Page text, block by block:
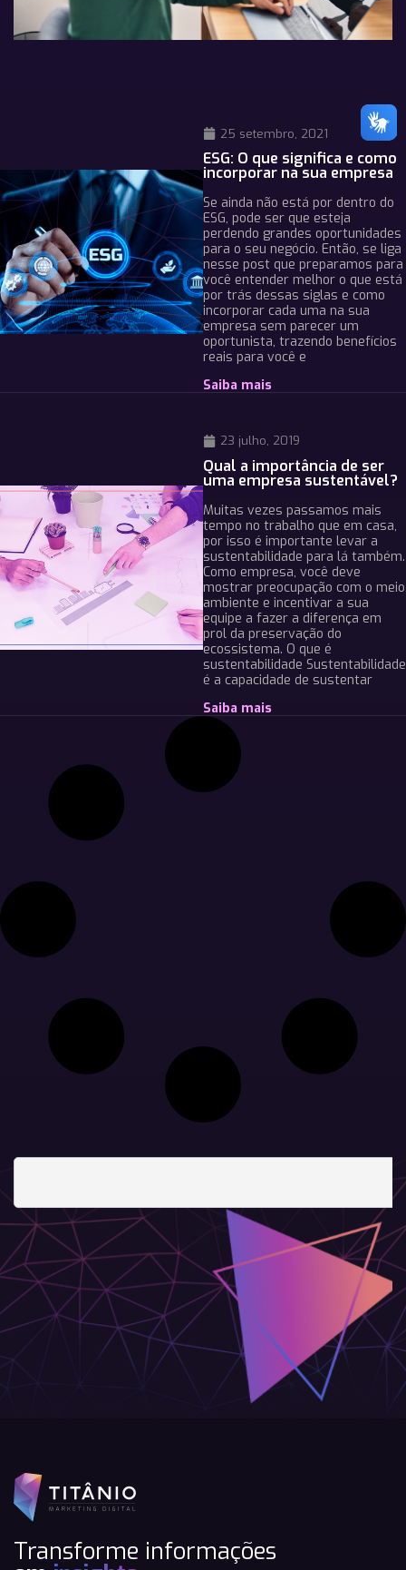
25 setembro, 2021
ESG: O que significa e como
incorporar na sua empresa
Se ainda não está por dentro do
ESG, pode ser que esteja
perdendo grandes oportunidades
para o seu negócio. Então, se liga
nesse post que preparamos para
você entender melhor o que está
por trás dessas siglas e como
incorporar cada uma na sua
empresa sem parecer um
oportunista, trazendo benefícios
reais para você e
Saiba mais
23 julho, 2019
Qual a importância de ser
uma empresa sustentável?
Muitas vezes passamos mais
tempo no trabalho que em casa,
por isso é importante levar a
sustentabilidade para lá também.
Como empresa, você deve
mostrar preocupação com o meio
ambiente e incentivar a sua
equipe a fazer a diferença em
prol da preservação do
ecossistema. O que é
sustentabilidade Sustentabilidade
é a capacidade de sustentar
Saiba mais
Transforme informações